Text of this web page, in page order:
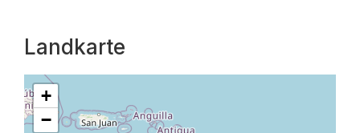
Landkarte
+
−